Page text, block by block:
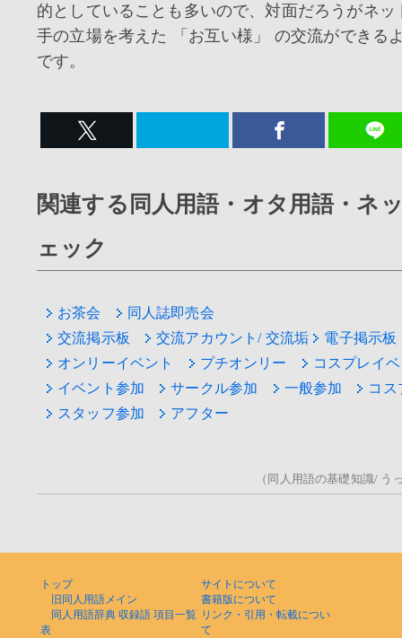
的としていることも多いので、対面だろうがネッ
手の立場を考えた 「お互い様」 の交流ができる
です。
関連する同人用語・オタ用語・ネ
ェック
お茶会
同人誌即売会
交流掲示板
交流アカウント/ 交流垢
電子掲示板
オンリーイベント
プチオンリー
コスプレイ
イベント参加
サークル参加 一般参加
コス
スタッフ参加
アフター
（同人用語の基礎知識/ う
トップ
旧同人用語メイン
同人用語辞典 収録語 項目一覧
表
サイトについて
書籍版について
リンク・引用・転載につい
て